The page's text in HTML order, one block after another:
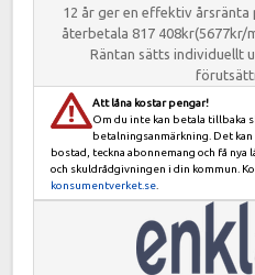
12 år ger en effektiv
återbetala 817 408kr(5677kr/
Räntan sätts individuellt
Att låna kostar pengar!
Om du inte kan betala tillbaka
betalningsanmärkning. Det
bostad, teckna abonnemang och få
och skuldrådgivningen i din kommun.
konsumentverket.se